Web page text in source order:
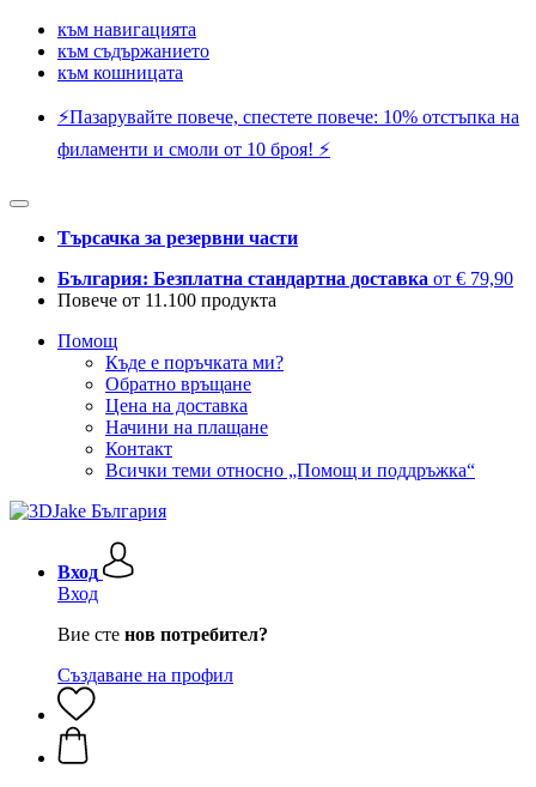
към навигацията
към съдържанието
към кошницата
⚡️Пазарувайте повече, спестете повече: 10% отстъпка на
филаменти и смоли от 10 броя! ⚡️
Търсачка за резервни части
България: Безплатна стандартна доставка от € 79,90
Повече от 11.100 продукта
Помощ
Къде е поръчката ми?
Обратно връщане
Цена на доставка
Начини на плащане
Контакт
Всички теми относно „Помощ и поддръжка“
Вход
Вход
Вие сте нов потребител?
Създаване на профил